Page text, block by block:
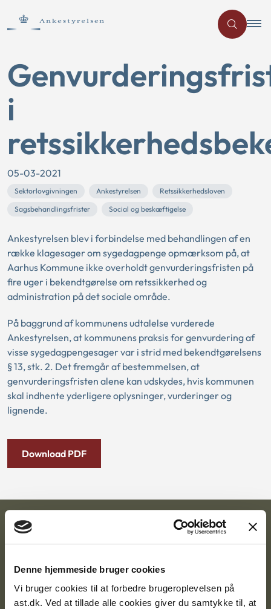
Denne hjemmeside bruger cookies
Vi bruger cookies til at forbedre brugeroplevelsen på
ast.dk. Ved at tillade alle cookies giver du samtykke til, at
i
05-03-2021
Sektorlovgivningen Ankestyrelsen
Retssikkerhedsloven
Sagsbehandlingsfrister
Social og beskæftigelse
Ankestyrelsen blev i forbindelse med behandlingen af en
række klagesager om sygedagpenge opmærksom på, at
Aarhus Kommune ikke overholdt genvurderingsfristen på
fire uger i bekendtgørelse om retssikkerhed og
administration på det sociale område.
På baggrund af kommunens udtalelse vurderede
Ankestyrelsen, at kommunens praksis for genvurdering af
visse sygedagpengesager var i strid med bekendtgørelsens
§ 13, stk. 2. Det fremgår af bestemmelsen, at
genvurderingsfristen alene kan udskydes, hvis kommunen
skal indhente yderligere oplysninger, vurderinger og
lignende.
Download PDF
Ankestyrelsen
Nytorv 7, 2. sal
9000 Aalborg